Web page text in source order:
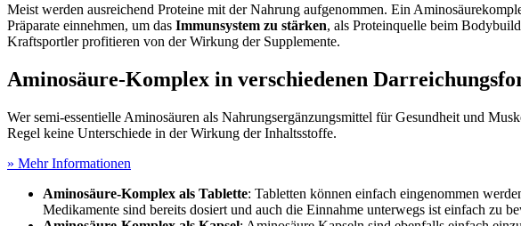
Meist werden ausreichend Proteine mit der Nahrung aufgenommen. Ein
Präparate einnehmen, um das Immunsystem zu stärken, als Proteinquelle beim
Kraftsportler profitieren von der Wirkung der Supplemente.
Aminosäure-Komplex in verschiedenen
Wer semi-essentielle Aminosäuren als Nahrungsergänzungsmittel für Gesundheit und
Regel keine Unterschiede in der Wirkung der Inhaltsstoffe.
» Mehr Informationen
Aminosäure-Komplex als Tablette: Tabletten können einfach eingenommen
Medikamente sind bereits dosiert und auch die Einnahme unterwegs ist einfach zu